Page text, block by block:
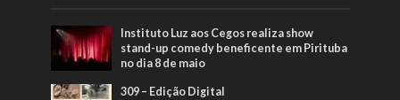
Instituto Luz aos Cegos realiza show
stand-up comedy beneficente em Pirituba
no dia 8 de maio
309 – Edição Digital